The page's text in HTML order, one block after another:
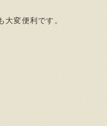
大変便利です。